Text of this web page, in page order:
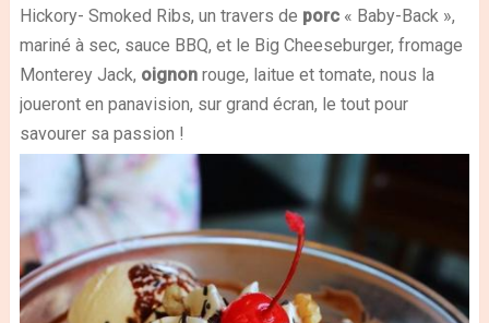
Hickory- Smoked Ribs, un travers de porc« Baby-Back »,
mariné à sec, sauce BBQ, et le Big Cheeseburger, fromage
Monterey Jack, oignonrouge, laitue et tomate, nous la
joueront en panavision, sur grand écran, le tout pour
savourer sa passion !